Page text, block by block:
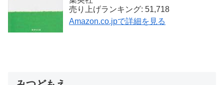
売り上げランキング: 51,718
Amazon.co.jpで詳細を見る